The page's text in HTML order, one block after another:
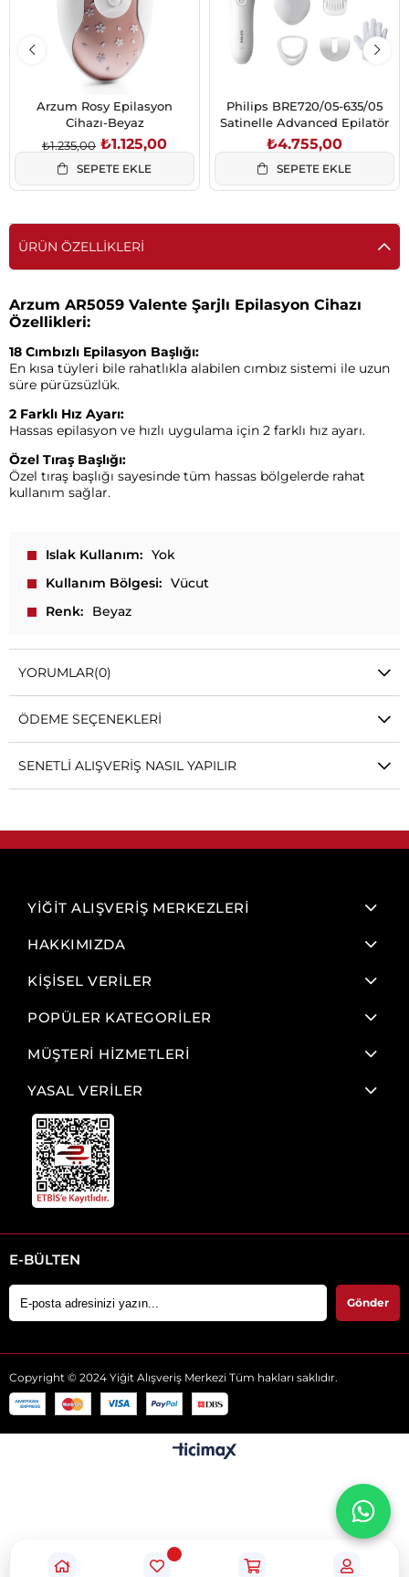
Arzum Rosy Epilasyon
Cihazı-Beyaz
₺1.125,00
₺1.235,00
SEPETE EKLE
Philips BRE720/05-635/05
Satinelle Advanced Epilatör
₺4.755,00
SEPETE EKLE
ÜRÜN ÖZELLIKLERI
Arzum AR5059 Valente Şarjlı Epilasyon Cihazı
Özellikleri:
18 Cımbızlı Epilasyon Başlığı:
En kısa tüyleri bile rahatlıkla alabilen cımbız sistemi ile uzun
süre pürüzsüzlük.
2 Farklı Hız Ayarı:
Hassas epilasyon ve hızlı uygulama için 2 farklı hız ayarı.
Özel Tıraş Başlığı:
Özel tıraş başlığı sayesinde tüm hassas bölgelerde rahat
kullanım sağlar.
Islak Kullanım
Yok
Kullanım Bölgesi
Vücut
Renk
Beyaz
YORUMLAR(0)
ÖDEME SEÇENEKLERI
SENETLI ALIŞVERIŞ NASIL YAPILIR
YİĞİT ALIŞVERİŞ MERKEZLERİ
HAKKIMIZDA
KİŞİSEL VERİLER
POPÜLER KATEGORİLER
MÜŞTERİ HİZMETLERİ
YASAL VERİLER
E-BÜLTEN
Gönder
Copyright © 2024 Yiğit Alışveriş Merkezi Tüm hakları saklıdır.